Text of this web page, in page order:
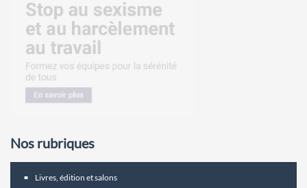
Nos rubriques
Livres, édition et salons